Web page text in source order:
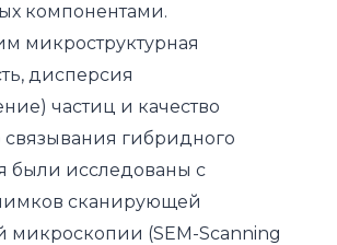
компонентами.
микроструктурная
дисперсия
частиц и качество
гибридного
были исследованы с
сканирующей
микроскопии (SEM-Scanning